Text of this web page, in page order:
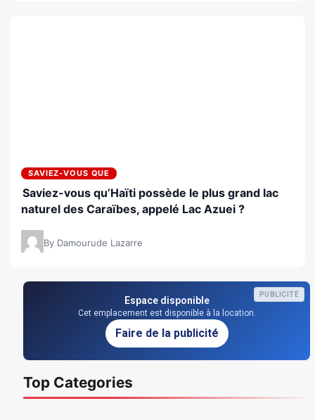
SAVIEZ-VOUS QUE
Saviez-vous qu’Haïti possède le plus grand lac
naturel des Caraïbes, appelé Lac Azuei ?
By Damourude Lazarre
PUBLICITÉ
Espace disponible
Cet emplacement est disponible à la location.
Faire de la publicité
Top Categories